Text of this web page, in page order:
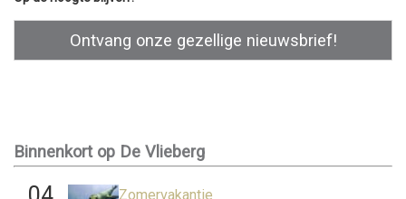
Ontvang onze gezellige nieuwsbrief!
Binnenkort op De Vlieberg
Zomervakantie